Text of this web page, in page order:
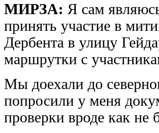
МИРЗА: Я сам
принять участие в
Дербента в улицу
маршрутки с
Мы доехали до
попросили у меня
проверки вроде как